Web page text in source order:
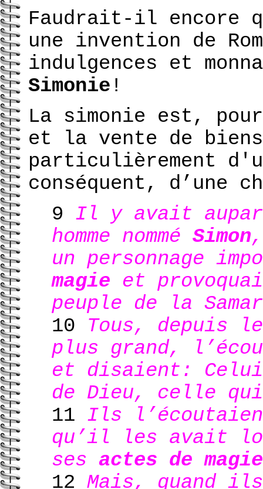
Faudrait-il encore
une invention de
indulgences et
Simonie !
La simonie est,
et la vente de
particulièrement
conséquent, d’une
9 Il y avait
homme nommé Simon
un personnage
magie et
peuple de la
10 Tous, depuis
plus grand,
et disaient:
de Dieu, celle
11 Ils
qu’il les avait
ses actes de magie
12 Mais, quand